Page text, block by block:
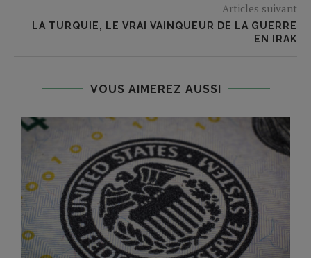
Articles suivant
LA TURQUIE, LE VRAI VAINQUEUR DE LA GUERRE
EN IRAK
VOUS AIMEREZ AUSSI